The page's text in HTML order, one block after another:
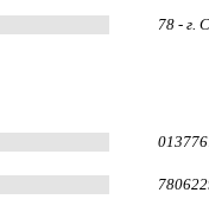
78 - г.